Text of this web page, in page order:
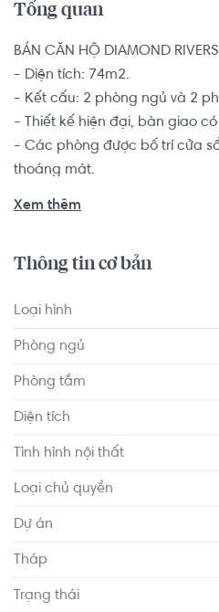
Tổng quan
BÁN CĂN HỘ DIAMOND
- Diện tích: 74m2.
- Kết cấu: 2 phòng ngủ và 2
- Thiết kế hiện đại, bàn giao
- Các phòng được bố trí cửa
thoáng mát.
phố đông đúc này.
Diamond Riverside tạo ra
chúng ta tận hưởng sự hoàn
tiện ích mà dự án diamond
án hoà nhập vào nhịp đập
dự án Diamond Riverside.
Xem thêm
Thông tin cơ bản
Loại hình
Phòng ngủ
Phòng tắm
Diện tích
Tình hình nội thất
Loại chủ quyền
Dự án
Tháp
Trạng thái